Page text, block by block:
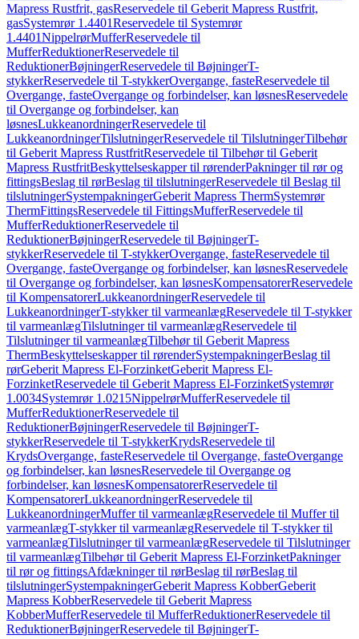
Mapress Rustfrit, gasReservedele til Geberit Mapress Rustfrit,
gasSystemrør 1.4401Reservedele til Systemrør
1.4401NippelrørMufferReservedele til
MufferReduktionerReservedele til
ReduktionerBøjningerReservedele til BøjningerT-
stykkerReservedele til T-stykkerOvergange, fasteReservedele til
Overgange, fasteOvergange og forbindelser, kan løsnesReservedele
til Overgange og forbindelser, kan
løsnesLukkeanordningerReservedele til
LukkeanordningerTilslutningerReservedele til TilslutningerTilbehør
til Geberit Mapress RustfritReservedele til Tilbehør til Geberit
Mapress RustfritBeskyttelseskapper til rørenderPakninger til rør og
fittingsBeslag til rørBeslag til tilslutningerReservedele til Beslag til
tilslutningerSystempakningerGeberit Mapress ThermSystemrør
ThermFittingsReservedele til FittingsMufferReservedele til
MufferReduktionerReservedele til
ReduktionerBøjningerReservedele til BøjningerT-
stykkerReservedele til T-stykkerOvergange, fasteReservedele til
Overgange, fasteOvergange og forbindelser, kan løsnesReservedele
til Overgange og forbindelser, kan løsnesKompensatorerReservedele
til KompensatorerLukkeanordningerReservedele til
LukkeanordningerT-stykker til varmeanlægReservedele til T-stykker
til varmeanlægTilslutninger til varmeanlægReservedele til
Tilslutninger til varmeanlægTilbehør til Geberit Mapress
ThermBeskyttelseskapper til rørenderSystempakningerBeslag til
rørGeberit Mapress El-ForzinketGeberit Mapress El-
ForzinketReservedele til Geberit Mapress El-ForzinketSystemrør
1.0034Systemrør 1.0215NippelrørMufferReservedele til
MufferReduktionerReservedele til
ReduktionerBøjningerReservedele til BøjningerT-
stykkerReservedele til T-stykkerKrydsReservedele til
KrydsOvergange, fasteReservedele til Overgange, fasteOvergange
og forbindelser, kan løsnesReservedele til Overgange og
forbindelser, kan løsnesKompensatorerReservedele til
KompensatorerLukkeanordningerReservedele til
LukkeanordningerMuffer til varmeanlægReservedele til Muffer til
varmeanlægT-stykker til varmeanlægReservedele til T-stykker til
varmeanlægTilslutninger til varmeanlægReservedele til Tilslutninger
til varmeanlægTilbehør til Geberit Mapress El-ForzinketPakninger
til rør og fittingsAfdækninger til rørBeslag til rørBeslag til
tilslutningerSystempakningerGeberit Mapress KobberGeberit
Mapress KobberReservedele til Geberit Mapress
KobberMufferReservedele til MufferReduktionerReservedele til
ReduktionerBøjningerReservedele til BøjningerT-